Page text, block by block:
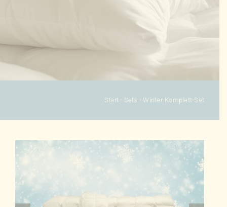
ÜBER UNS
Start - Sets -Winter-Komplett-Set